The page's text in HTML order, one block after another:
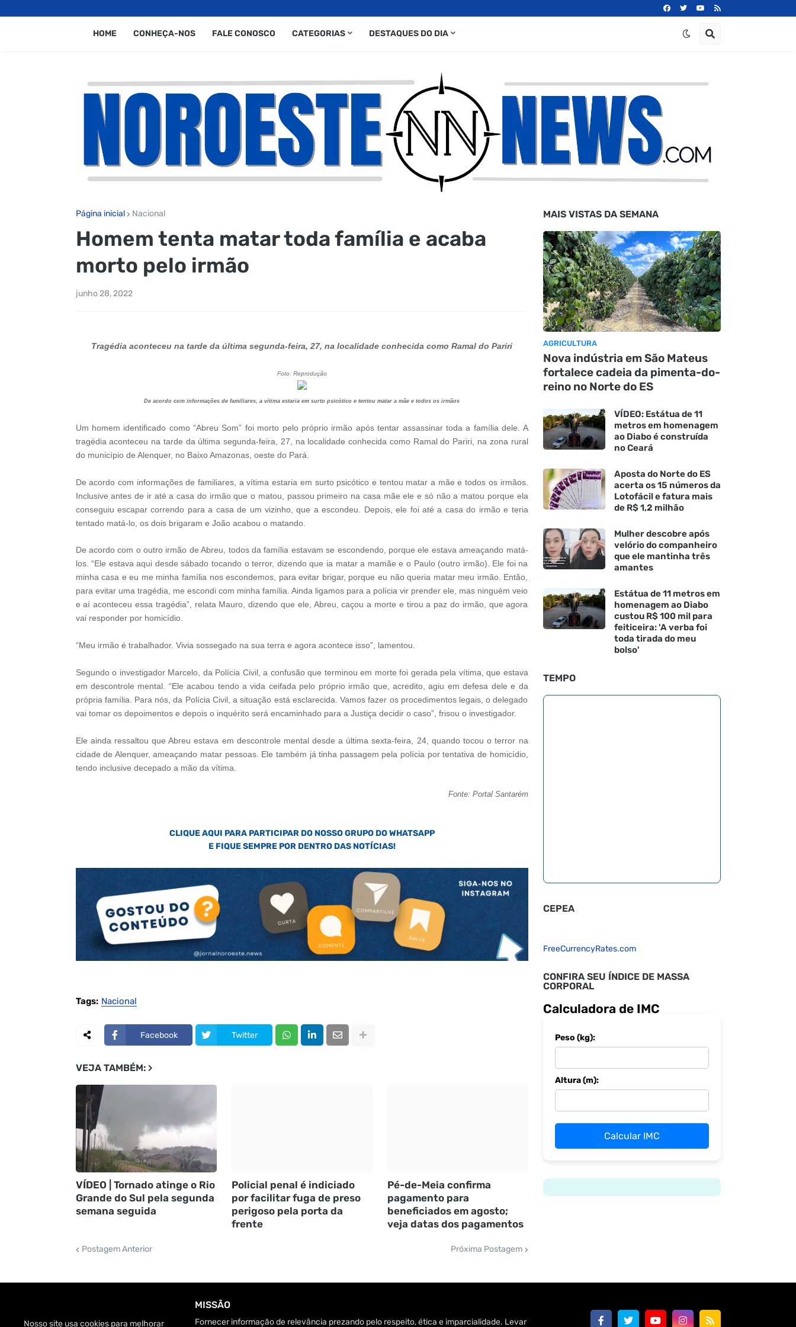
HOME CONHEÇA-NOS FALE CONOSCO CATEGORIAS DESTAQUES DO DIA
Página inicial Nacional
Homem tenta matar toda família e acaba
morto pelo irmão
junho 28, 2022
Tragédia aconteceu na tarde da última segunda-feira, 27, na localidade conhecida como Ramal do Pariri
Foto: Reprodução
De acordo com informações de familiares, a vítima estaria em surto psicótico e tentou matar a mãe e todos os irmãos
Um homem identificado como “Abreu Som” foi morto pelo próprio irmão após tentar assassinar toda a família dele. A
tragédia aconteceu na tarde da última segunda-feira, 27, na localidade conhecida como Ramal do Pariri, na zona rural
do município de Alenquer, no Baixo Amazonas, oeste do Pará.
De acordo com informações de familiares, a vítima estaria em surto psicótico e tentou matar a mãe e todos os irmãos.
Inclusive antes de ir até a casa do irmão que o matou, passou primeiro na casa mãe ele e só não a matou porque ela
conseguiu escapar correndo para a casa de um vizinho, que a escondeu. Depois, ele foi até a casa do irmão e teria
tentado matá-lo, os dois brigaram e João acabou o matando.
De acordo com o outro irmão de Abreu, todos da família estavam se escondendo, porque ele estava ameaçando matá-
los. “Ele estava aqui desde sábado tocando o terror, dizendo que ia matar a mamãe e o Paulo (outro irmão). Ele foi na
minha casa e eu me minha família nos escondemos, para evitar brigar, porque eu não queria matar meu irmão. Então,
para evitar uma tragédia, me escondi com minha família. Ainda ligamos para a polícia vir prender ele, mas ninguém veio
e aí aconteceu essa tragédia”, relata Mauro, dizendo que ele, Abreu, caçou a morte e tirou a paz do irmão, que agora
vai responder por homicídio.
“Meu irmão é trabalhador. Vivia sossegado na sua terra e agora acontece isso”, lamentou.
Segundo o investigador Marcelo, da Polícia Civil, a confusão que terminou em morte foi gerada pela vítima, que estava
em descontrole mental. “Ele acabou tendo a vida ceifada pelo próprio irmão que, acredito, agiu em defesa dele e da
própria família. Para nós, da Polícia Civil, a situação está esclarecida. Vamos fazer os procedimentos legais, o delegado
vai tomar os depoimentos e depois o inquérito será encaminhado para a Justiça decidir o caso”, frisou o investigador.
Ele ainda ressaltou que Abreu estava em descontrole mental desde a última sexta-feira, 24, quando tocou o terror na
cidade de Alenquer, ameaçando matar pessoas. Ele também já tinha passagem pela polícia por tentativa de homicídio,
tendo inclusive decepado a mão da vítima.
Fonte: Portal Santarém
CLIQUE AQUI PARA PARTICIPAR DO NOSSO GRUPO DO WHATSAPP
E FIQUE SEMPRE POR DENTRO DAS NOTÍCIAS!
Tags: Nacional
Facebook Twitter
VEJA TAMBÉM:
VÍDEO | Tornado atinge o Rio
Grande do Sul pela segunda
semana seguida
Policial penal é indiciado
por facilitar fuga de preso
perigoso pela porta da
frente
Pé-de-Meia confirma
pagamento para
beneficiados em agosto;
veja datas dos pagamentos
Postagem Anterior Próxima Postagem
MAIS VISTAS DA SEMANA
AGRICULTURA
Nova indústria em São Mateus
fortalece cadeia da pimenta-do-
reino no Norte do ES
VÍDEO: Estátua de 11
metros em homenagem
ao Diabo é construída
no Ceará
Aposta do Norte do ES
acerta os 15 números da
Lotofácil e fatura mais
de R$ 1,2 milhão
Mulher descobre após
velório do companheiro
que ele mantinha três
amantes
Estátua de 11 metros em
homenagem ao Diabo
custou R$ 100 mil para
feiticeira: 'A verba foi
toda tirada do meu
bolso'
TEMPO
CEPEA
FreeCurrencyRates.com
CONFIRA SEU ÍNDICE DE MASSA
CORPORAL
Calculadora de IMC
Peso (kg):
Altura (m):
Calcular IMC
MISSÃO
Fornecer informação de relevância prezando pelo respeito, ética e imparcialidade. Levar
Nosso site usa cookies para melhorar